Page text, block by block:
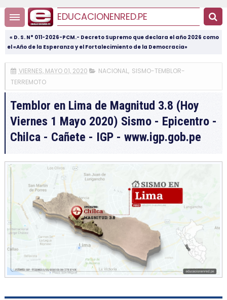
EDUCACIONENRED.PE
« D. S. N° 011-2026-PCM.- Decreto Supremo que declara el año 2026 como
el «Año de la Esperanza y el Fortalecimiento de la Democracia»
VIERNES, MAYO 01, 2020 NACIONAL, SISMO-TEMBLOR-
TERREMOTO
Temblor en Lima de Magnitud 3.8 (Hoy
Viernes 1 Mayo 2020) Sismo - Epicentro -
Chilca - Cañete - IGP - www.igp.gob.pe